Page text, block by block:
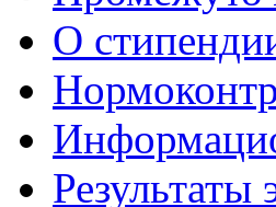
О
Результаты